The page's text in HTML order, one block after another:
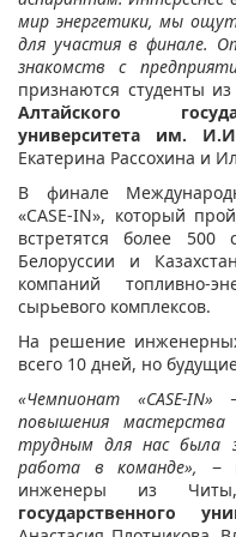
мир энергетики, мы
для участия в финале.
знакомств с
признаются студенты
Алтайского
университета им.
Екатерина Рассохина и
В финале
«CASE-IN», который
встретятся более 500
Белоруссии и
компаний топливно-
сырьевого комплексов.
На решение
всего 10 дней, но
«Чемпионат «CASE-
повышения мастерства
трудным для нас была
работа в команде»,
−
инженеры из
государственного